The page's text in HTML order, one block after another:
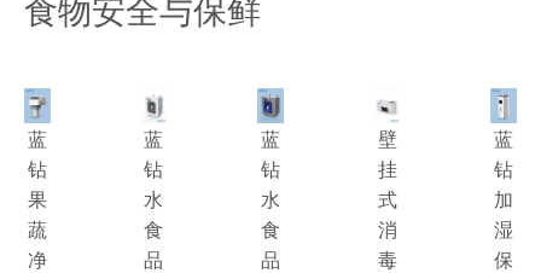
食物安全与保鲜
蓝
钻
果
蔬
净
蓝
钻
水
食
品
蓝
钻
水
食
品
壁
挂
式
消
毒
蓝
钻
加
湿
保